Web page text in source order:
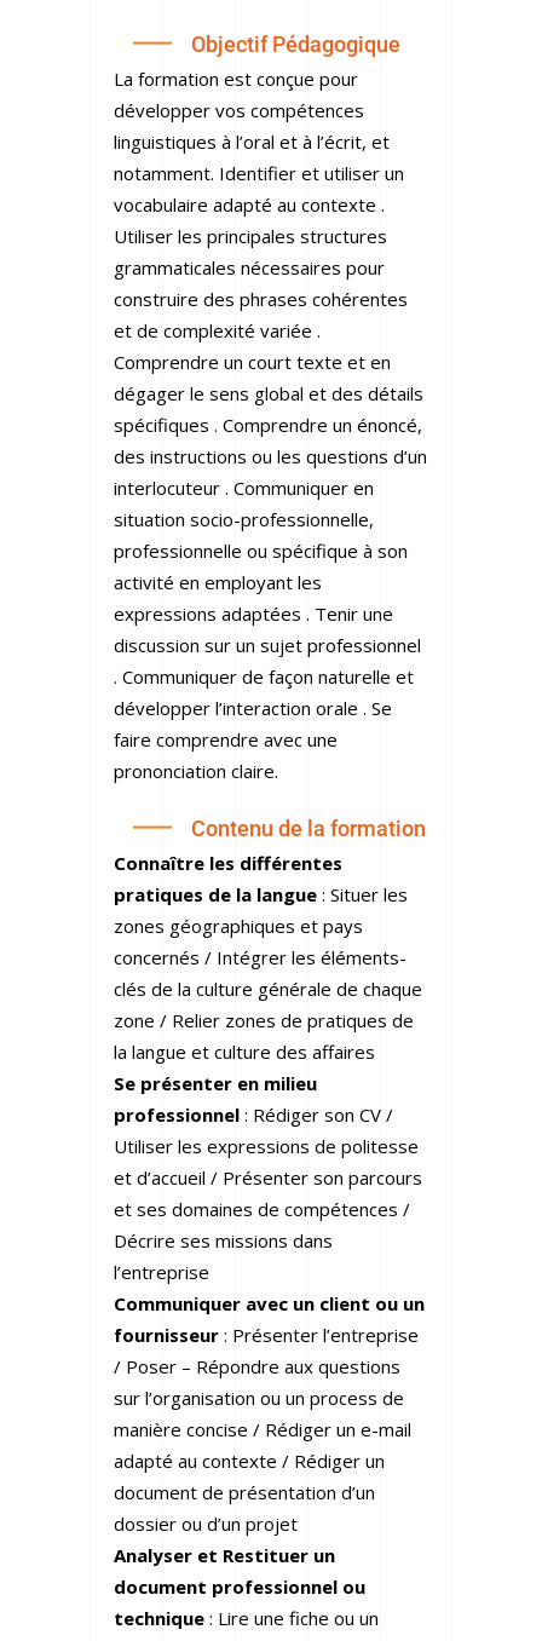
Objectif Pédagogique
La formation est conçue pour
développer vos compétences
linguistiques à l’oral et à l’écrit, et
notamment. Identifier et utiliser un
vocabulaire adapté au contexte .
Utiliser les principales structures
grammaticales nécessaires pour
construire des phrases cohérentes
et de complexité variée .
Comprendre un court texte et en
dégager le sens global et des détails
spécifiques . Comprendre un énoncé,
des instructions ou les questions d’un
interlocuteur . Communiquer en
situation socio-professionnelle,
professionnelle ou spécifique à son
activité en employant les
expressions adaptées . Tenir une
discussion sur un sujet professionnel
. Communiquer de façon naturelle et
développer l’interaction orale . Se
faire comprendre avec une
prononciation claire.
Contenu de la formation
Connaître les différentes
pratiques de la langue : Situer les
zones géographiques et pays
concernés / Intégrer les éléments-
clés de la culture générale de chaque
zone / Relier zones de pratiques de
la langue et culture des affaires
Se présenter en milieu
professionnel : Rédiger son CV /
Utiliser les expressions de politesse
et d’accueil / Présenter son parcours
et ses domaines de compétences /
Décrire ses missions dans
l’entreprise
Communiquer avec un client ou un
fournisseur : Présenter l’entreprise
/ Poser – Répondre aux questions
sur l’organisation ou un process de
manière concise / Rédiger un e-mail
adapté au contexte / Rédiger un
document de présentation d’un
dossier ou d’un projet
Analyser et Restituer un
document professionnel ou
technique : Lire une fiche ou un